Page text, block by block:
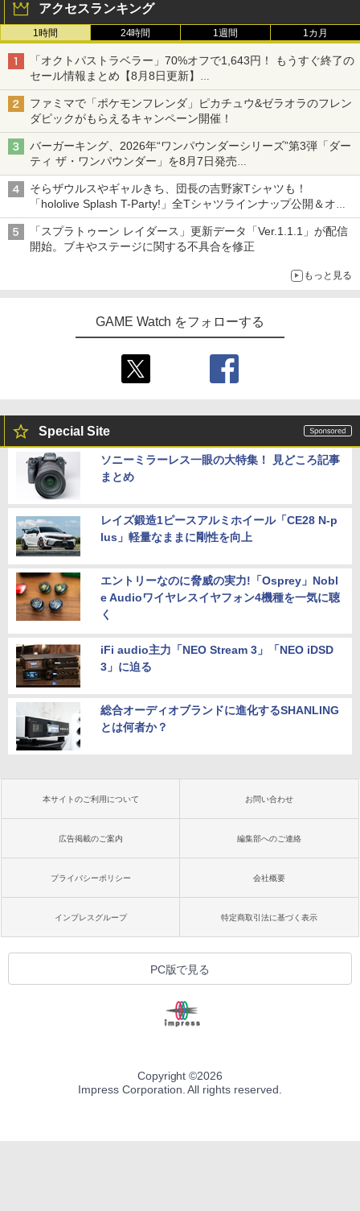
アクセスランキング
1時間 24時間 1週間 1カ月
「オクトパストラベラー」70%オフで1,643円！ もうすぐ終了の
セール情報まとめ【8月8日更新】
ニンテンドーeショップでは「大神 絶景版」が67%オフで990円
ファミマで「ポケモンフレンダ」ピカチュウ&ゼラオラのフレン
ダピックがもらえるキャンペーン開催！
バーガーキング、2026年“ワンパウンダーシリーズ”第3弾「ダー
ティ ザ・ワンパウンダー」を8月7日発売
「特製ガーリックマヨソース」を使用した超大型チーズバーガー
そらザウルスやギャルきち、団長の吉野家Tシャツも！
「hololive Splash T-Party!」全Tシャツラインナップ公開＆オン
ライン販売開始
「スプラトゥーン レイダース」更新データ「Ver.1.1.1」が配信
開始。ブキやステージに関する不具合を修正
もっと見る
GAME Watch をフォローする
Special Site
ソニーミラーレス一眼の大特集！ 見どころ記事
まとめ
レイズ鍛造1ピースアルミホイール「CE28 N-p
lus」軽量なままに剛性を向上
エントリーなのに脅威の実力!「Osprey」Nobl
e Audioワイヤレスイヤフォン4機種を一気に聴
く
iFi audio主力「NEO Stream 3」「NEO iDSD
3」に迫る
総合オーディオブランドに進化するSHANLING
とは何者か？
本サイトのご利用について お問い合わせ
広告掲載のご案内 編集部へのご連絡
プライバシーポリシー 会社概要
インプレスグループ 特定商取引法に基づく表示
PC版で見る
Copyright ©2026
Impress Corporation. All rights reserved.